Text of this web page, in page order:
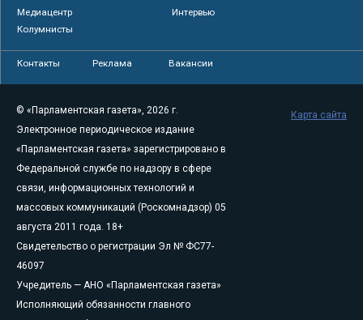
Медиацентр
Интервью
Колумнисты
Контакты Реклама Вакансии
© «Парламентская газета», 2026 г.
Электронное периодическое издание
«Парламентская газета» зарегистрировано в
Федеральной службе по надзору в сфере
связи, информационных технологий и
массовых коммуникаций (Роскомнадзор) 05
августа 2011 года. 18+
Свидетельство о регистрации Эл № ФС77-
46097
Учредитель — АНО «Парламентская газета»
Исполняющий обязанности главного
Карта сайта